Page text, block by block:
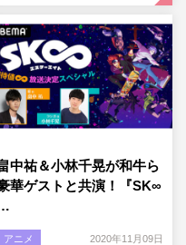
中祐＆小林千晃が和牛ら
華ゲストと共演！『SK∞
アニメ 2020年11月09日